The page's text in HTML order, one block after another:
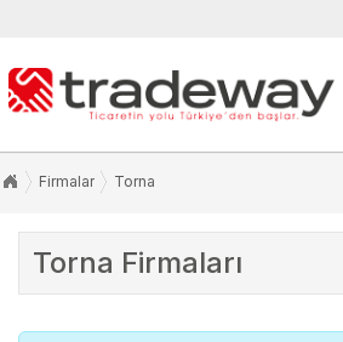
Firmalar Torna
Torna Firmaları